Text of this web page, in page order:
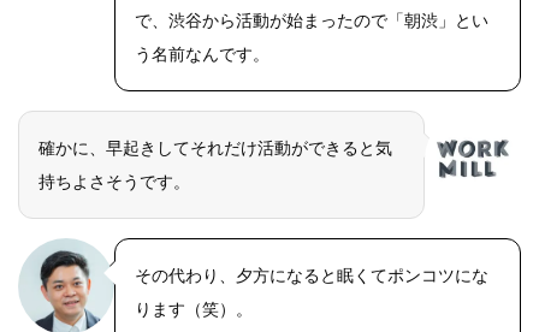
で、渋谷から活動が始まったので「朝渋」とい
う名前なんです。
確かに、早起きしてそれだけ活動ができると気
持ちよさそうです。
その代わり、夕方になると眠くてポンコツにな
ります（笑）。